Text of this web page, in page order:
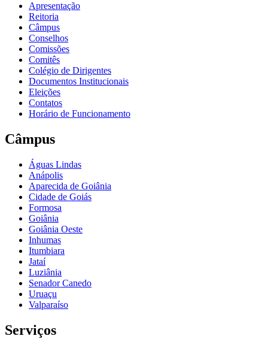
Apresentação
Reitoria
Câmpus
Conselhos
Comissões
Comitês
Colégio de Dirigentes
Documentos Institucionais
Eleições
Contatos
Horário de Funcionamento
Câmpus
Águas Lindas
Anápolis
Aparecida de Goiânia
Cidade de Goiás
Formosa
Goiânia
Goiânia Oeste
Inhumas
Itumbiara
Jataí
Luziânia
Senador Canedo
Uruaçu
Valparaíso
Serviços